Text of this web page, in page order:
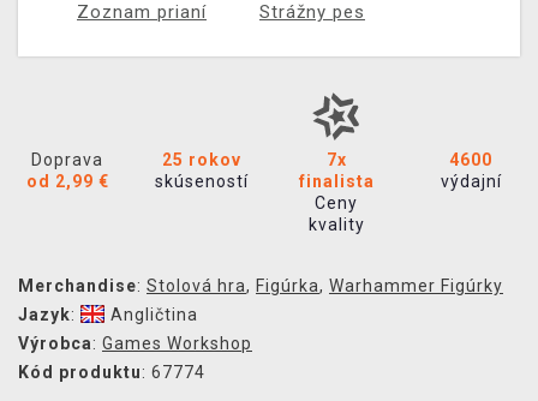
Zoznam prianí Strážny pes
Doprava
od 2,99 €
25 rokov
skúseností
7x
finalista
Ceny
kvality
4600
výdajní
Merchandise: Stolová hra, Figúrka, Warhammer Figúrky
Jazyk:
Angličtina
Výrobca: Games Workshop
Kód produktu: 67774